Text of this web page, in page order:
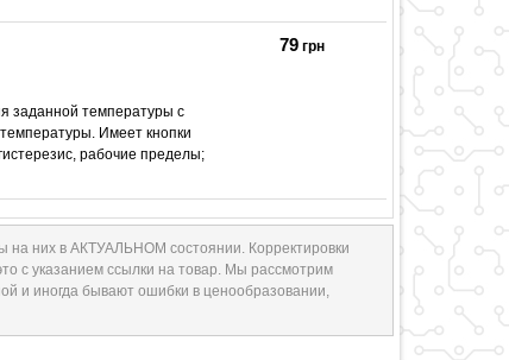
заданной температуры с
Имеет кнопки
рабочие пределы;
79 грн
на них в АКТУАЛЬНОМ состоянии. Корректировки
с указанием ссылки на товар. Мы рассмотрим
и иногда бывают ошибки в ценообразовании,